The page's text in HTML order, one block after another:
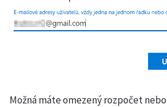
Možná máte omezený rozpočet